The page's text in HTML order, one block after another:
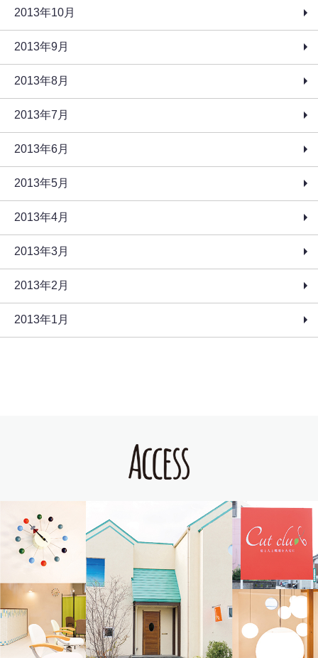
2013年10月
2013年9月
2013年8月
2013年7月
2013年6月
2013年5月
2013年4月
2013年3月
2013年2月
2013年1月